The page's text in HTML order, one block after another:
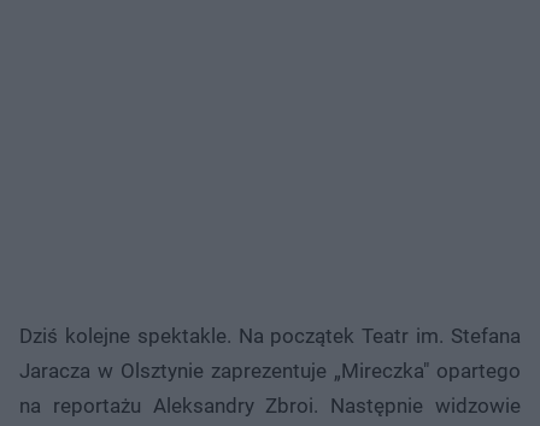
Dziś kolejne spektakle. Na początek Teatr im. Stefana
Jaracza w Olsztynie zaprezentuje „Mireczka" opartego
na reportażu Aleksandry Zbroi. Następnie widzowie